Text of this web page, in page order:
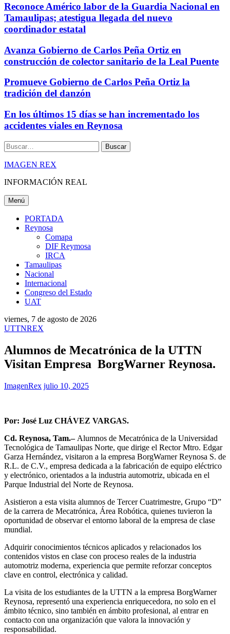
Reconoce Américo labor de la Guardia Nacional en
Tamaulipas; atestigua llegada del nuevo
coordinador estatal
Avanza Gobierno de Carlos Peña Ortiz en
construcción de colector sanitario de la Leal Puente
Promueve Gobierno de Carlos Peña Ortiz la
tradición del danzón
En los últimos 15 días se han incrementado los
accidentes viales en Reynosa
Buscar
IMAGEN REX
INFORMACIÓN REAL
Menú
PORTADA
Reynosa
Comapa
DIF Reymosa
IRCA
Tamaulipas
Nacional
Internacional
Congreso del Estado
UAT
viernes, 7 de agosto de 2026
UTTNREX
Alumnos de Mecatrónica de la UTTN
Visitan Empresa BorgWarner Reynosa.
ImagenRex julio 10, 2025
Por: José Luz CHÁVEZ VARGAS.
Cd. Reynosa, Tam.– Alumnos de Mecatrónica de la Universidad
Tecnológica de Tamaulipas Norte, que dirige el Rector Mtro. Edgar
Garza Hernández, visitaron a la empresa BorgWarner Reynosa S. de
R.L. de C.V., empresa dedicada a la fabricación de equipo eléctrico
y electrónico, orientados a la industria automotriz, ubicada en el
Parque Industrial del Norte de Reynosa.
Asistieron a esta visita alumnos de Tercer Cuatrimestre, Grupo “D”
de la carrera de Mecatrónica, Área Robótica, quienes tuvieron la
oportunidad de observar el entorno laboral de la empresa de clase
mundial.
Adquirir conocimientos técnicos aplicados y relacionados los
contenidos vistos en clase con proceso reales de la industria
automotriz moderna, experiencia que permite reforzar conceptos
clave en control, electrónica y calidad.
La visita de los estudiantes de la UTTN a la empresa BorgWarner
Reynosa, representó una experiencia enriquecedora, no solo en el
ámbito técnico, sino también en ámbito profesional, al entrar en
contacto con una organización que valora la innovación y
responsabilidad.